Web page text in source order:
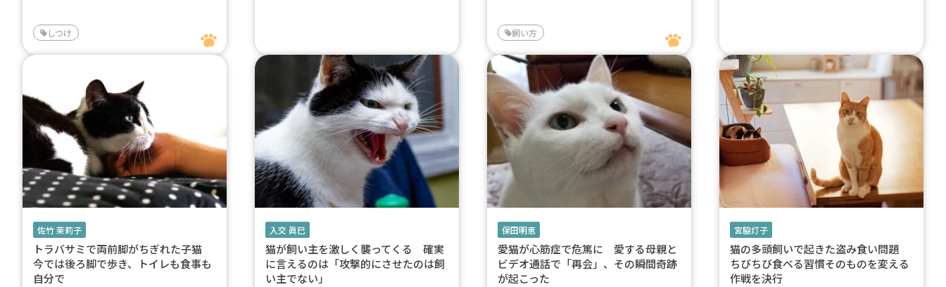
しつけ 飼い方
佐竹 茉莉子
トラバサミで両前脚がちぎれた子猫
今では後ろ脚で歩き、トイレも食事も
自分で
入交 眞巳
猫が飼い主を激しく襲ってくる 確実
に言えるのは「攻撃的にさせたのは飼
い主でない」
保田明恵
愛猫が心筋症で危篤に 愛する母親と
ビデオ通話で「再会」、その瞬間奇跡
が起こった
宮脇灯子
猫の多頭飼いで起きた盗み食い問題
ちびちび食べる習慣そのものを変える
作戦を決行